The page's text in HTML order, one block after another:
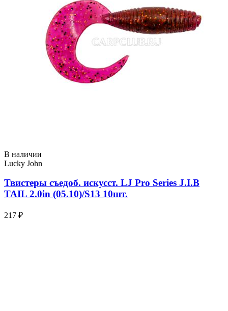
В наличии
Lucky John
Твистеры съедоб. искусст. LJ Pro Series J.I.B
TAIL 2.0in (05.10)/S13 10шт.
217 ₽